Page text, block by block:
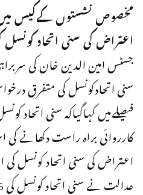
مخصوص نشستوں کےکیس
اعتراض کی سنی اتحاد
سنی اتحادکونسل کی متفرق
فیصلےمیں کہاگیاکہ سنی اتحاد
کارروائی براہ راست دکھانے کی
اعتراض کی سنی اتحاد کونسل